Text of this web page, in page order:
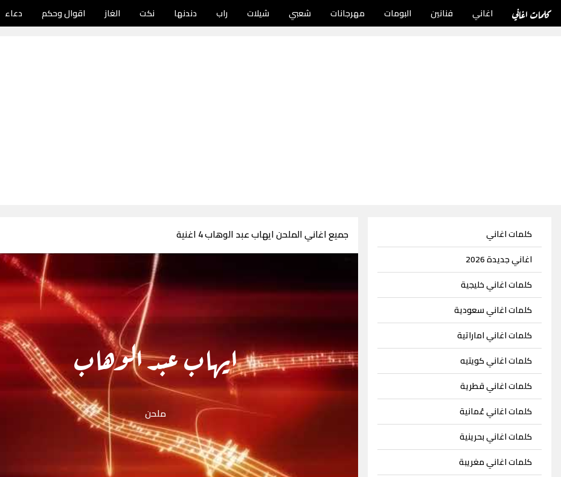
كلمات اغاني اغاني فنانين البومات مهرجانات شعبي شيلات راب دندنها نكت الغاز اقوال وحكم دعاء
كلمات اغاني
اغاني جديدة 2026
كلمات اغاني خليجية
كلمات اغاني سعودية
كلمات اغاني اماراتية
كلمات اغاني كويتيه
كلمات اغاني قطرية
كلمات اغاني عُمانية
كلمات اغاني بحرينية
كلمات اغاني مغريبة
جميع اغاني الملحن ايهاب عبد الوهاب 4 اغنية
ايهاب عبد الوهاب
ملحن